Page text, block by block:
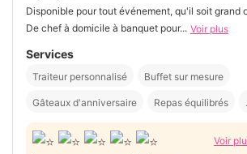
Disponible pour tout événement, qu'il soit grand
De chef à domicile à banquet pour... Voir plus
Services
Traiteur personnalisé Buffet sur mesure
Gâteaux d'anniversaire Repas équilibrés
Voir